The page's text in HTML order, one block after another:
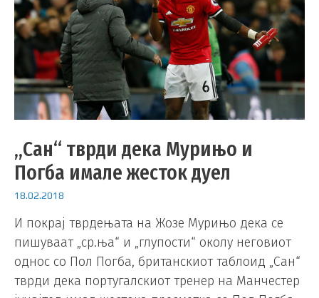
„Сан“ тврди дека Мурињо и
Погба имале жесток дуел
18.02.2018
И покрај тврдењата на Жозе Мурињо дека се
пишуваат „ср.ња“ и „глупости“ околу неговиот
однос со Пол Погба, британскиот таблоид „Сан“
тврди дека португалскиот тренер на Манчестер